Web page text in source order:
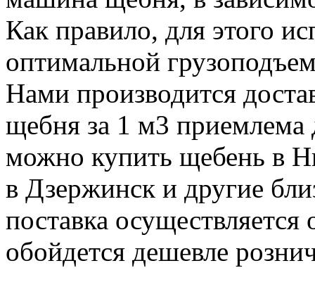
Как правило, для этого
оптимальной
Нами производится
щебня за 1 м3 приемлема
можно купить щебень в
в Дзержинск и другие
поставка
обойдется дешевле